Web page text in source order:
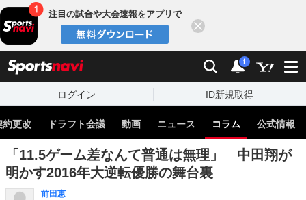
注目の試合や大会速報をアプリで
検索 通知
i
ログイン ID新規取得
約更改 ドラフト会議 動画 ニュース コラム 公式情報
「11.5ゲーム差なんて普通は無理」 中田翔が
明かす2016年大逆転優勝の舞台裏
前田恵